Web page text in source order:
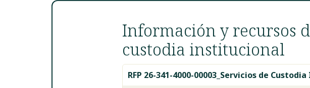
Información y recursos
custodia institucional
RFP 26-341-4000-00003_Servicios de